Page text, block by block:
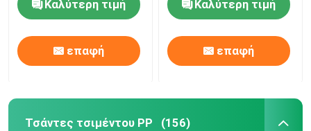
τσαντών σε σάκκο
Καλύτερη τιμή
επαφή
τσιμέντου 50kg
Καλύτερη τιμή
επαφή
Τσάντες τσιμέντου PP (156)